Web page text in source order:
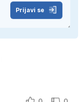
Prijavi se